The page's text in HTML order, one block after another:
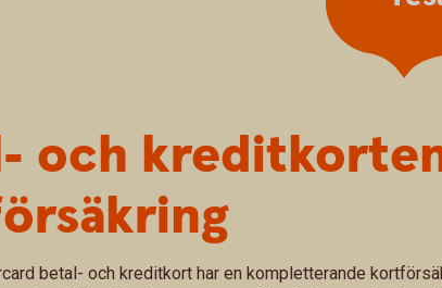
och
betal- och kreditkort har en kompletterande